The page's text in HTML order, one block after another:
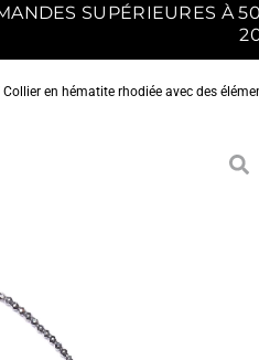
SUPÉRIEURES À
en hématite rhodiée avec des